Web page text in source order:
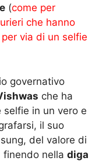
(come per
che hanno
via di un selfie
governativo
che ha
in un vero e
il suo
del valore di
finendo nella diga